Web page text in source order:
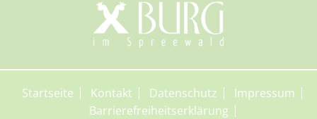
22.09.2026 – 23.09.2026
23.09.2026 – 24.09.2026
25.09.2026 – 26.09.2026
26.09.2026 – 27.09.2026
27.09.2026 – 28.09.2026
Startseite Kontakt Datenschutz
Impressum
Barrierefreiheitserklärung